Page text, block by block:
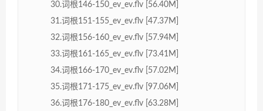
30.词根146-150_ev_ev.flv [56.40M]
31.词根151-155_ev_ev.flv [47.37M]
32.词根156-160_ev_ev.flv [57.94M]
33.词根161-165_ev_ev.flv [73.41M]
34.词根166-170_ev_ev.flv [57.02M]
35.词根171-175_ev_ev.flv [97.06M]
36.词根176-180_ev_ev.flv [63.28M]